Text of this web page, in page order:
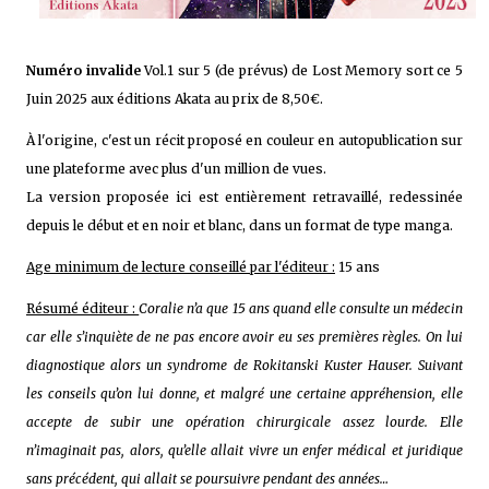
Numéro invalideVol.1 sur 5 (de prévus) de Lost Memory sort ce 5
Juin 2025 aux éditions Akata au prix de 8,50€.
À l'origine, c'est un récit proposé en couleur en autopublication sur
une plateforme avec plus d'un million de vues.
La version proposée ici est entièrement retravaillé, redessinée
depuis le début et en noir et blanc, dans un format de type manga.
Age minimum de lecture conseillé par l'éditeur : 15 ans
Résumé éditeur :Coralie n’a que 15 ans quand elle consulte un médecin
car elle s’inquiète de ne pas encore avoir eu ses premières règles. On lui
diagnostique alors un syndrome de Rokitanski Kuster Hauser. Suivant
les conseils qu’on lui donne, et malgré une certaine appréhension, elle
accepte de subir une opération chirurgicale assez lourde. Elle
n’imaginait pas, alors, qu’elle allait vivre un enfer médical et juridique
sans précédent, qui allait se poursuivre pendant des années…